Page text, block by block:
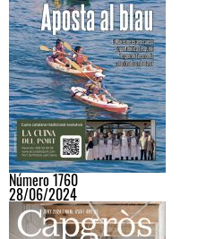
Número 1760
28/06/2024